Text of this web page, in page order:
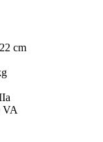
cm
VA